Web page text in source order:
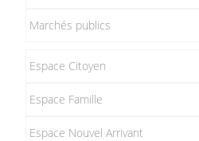
Marchés publics
Espace Citoyen
Espace Famille
Espace Nouvel Arrivant